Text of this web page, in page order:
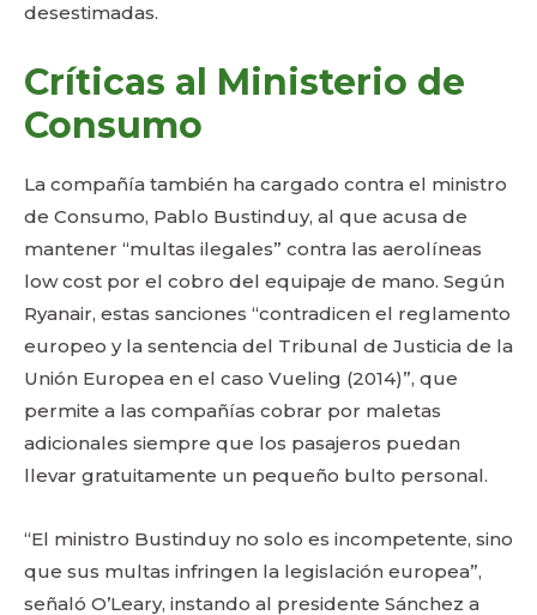
desestimadas.
Críticas al Ministerio de
Consumo
La compañía también ha cargado contra el ministro
de Consumo, Pablo Bustinduy, al que acusa de
mantener “multas ilegales” contra las aerolíneas
low cost por el cobro del equipaje de mano. Según
Ryanair, estas sanciones “contradicen el reglamento
europeo y la sentencia del Tribunal de Justicia de la
Unión Europea en el caso Vueling (2014)”, que
permite a las compañías cobrar por maletas
adicionales siempre que los pasajeros puedan
llevar gratuitamente un pequeño bulto personal.
“El ministro Bustinduy no solo es incompetente, sino
que sus multas infringen la legislación europea”,
señaló O’Leary, instando al presidente Sánchez a